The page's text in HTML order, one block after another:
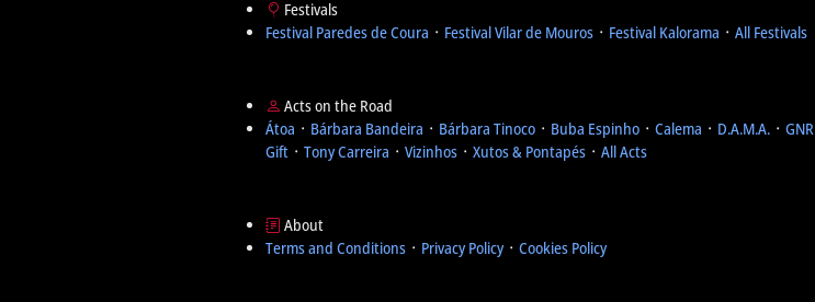
Festivals
Festival Paredes de Coura ᛫ Festival Vilar de Mouros ᛫ Festival Kalorama ᛫ All Festivals
Acts on the Road
Átoa ᛫ Bárbara Bandeira ᛫ Bárbara Tinoco ᛫ Buba Espinho ᛫ Calema ᛫ D.A.M.A. ᛫ GNR
Gift ᛫ Tony Carreira ᛫ Vizinhos ᛫ Xutos & Pontapés ᛫ All Acts
About
Terms and Conditions ᛫ Privacy Policy᛫ Cookies Policy